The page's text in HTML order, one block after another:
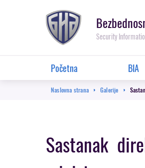
Security
Glavna
navigacija
Početna BIA
Breadcrumb
Naslovna strana Galerije
Sastanak